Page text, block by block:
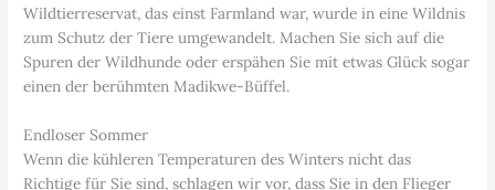
Wildtierreservat, das einst Farmland war, wurde in eine Wildnis
zum Schutz der Tiere umgewandelt. Machen Sie sich auf die
Spuren der Wildhunde oder erspähen Sie mit etwas Glück sogar
einen der berühmten Madikwe-Büffel.
Endloser Sommer
Wenn die kühleren Temperaturen des Winters nicht das
Richtige für Sie sind, schlagen wir vor, dass Sie in den Flieger